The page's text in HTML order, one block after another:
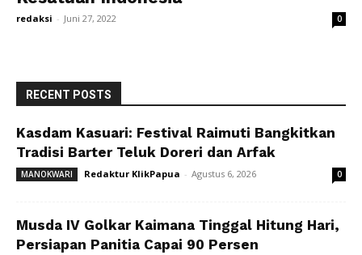
redaksi - Juni 27, 2022 0
RECENT POSTS
Kasdam Kasuari: Festival Raimuti Bangkitkan
Tradisi Barter Teluk Doreri dan Arfak
MANOKWARI Redaktur KlikPapua - Agustus 6, 2026 0
Musda IV Golkar Kaimana Tinggal Hitung Hari,
Persiapan Panitia Capai 90 Persen